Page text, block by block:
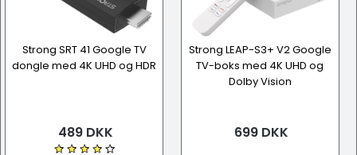
Strong SRT 41 Google TV
dongle med 4K UHD og HDR
489 DKK
Strong LEAP-S3+ V2 Google
TV-boks med 4K UHD og
Dolby Vision
699 DKK